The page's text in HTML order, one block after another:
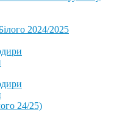
2024/2025
24/25)